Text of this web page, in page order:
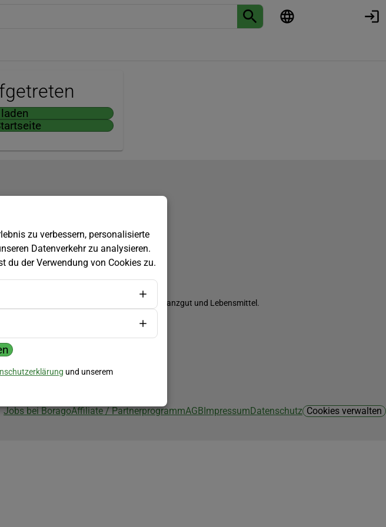
Kundenservice
Widerrufsbelehrung
Versandkosten
Borago ist biozertifiziert im Bereich Saatgut, Pflanzgut und Lebensmittel.
Jobs bei BoragoAffiliate / PartnerprogrammAGBImpressumDatenschutz Cookies verwalten
zu verbessern, personalisierte
Datenverkehr zu analysieren.
du der Verwendung von Cookies zu.
und unserem